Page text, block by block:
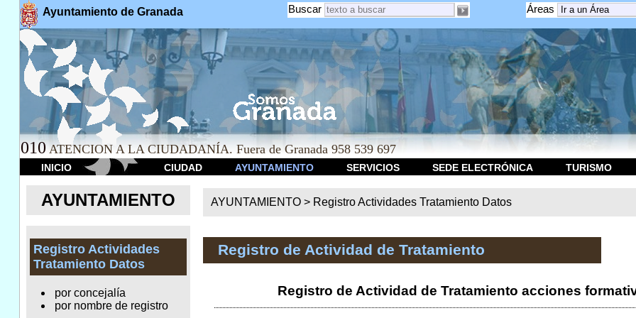
Ayuntamiento de Granada Áreas
Buscar
010 ATENCION A LA CIUDADANÍA. Fuera de Granada 958 539 697
INICIO CIUDAD AYUNTAMIENTO SERVICIOS SEDE ELECTRÓNICA TURISMO
AYUNTAMIENTO
Registro Actividades
Tratamiento Datos
por concejalía
por nombre de registro
AYUNTAMIENTO > Registro Actividades Tratamiento Datos
Registro de Actividad de Tratamiento
Registro de Actividad de Tratamiento acciones